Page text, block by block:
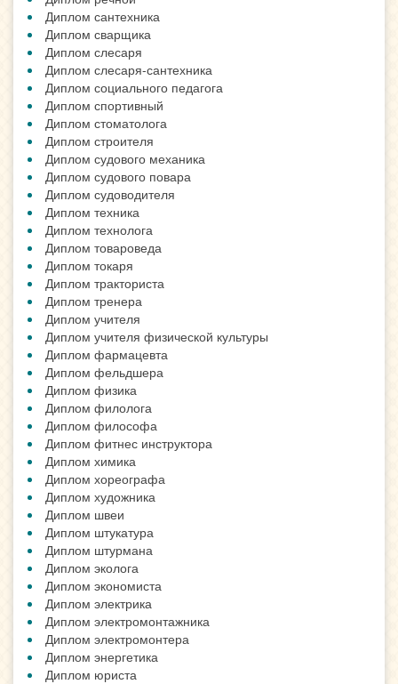
Диплом сантехника
Диплом сварщика
Диплом слесаря
Диплом слесаря-сантехника
Диплом социального педагога
Диплом спортивный
Диплом стоматолога
Диплом строителя
Диплом судового механика
Диплом судового повара
Диплом судоводителя
Диплом техника
Диплом технолога
Диплом товароведа
Диплом токаря
Диплом тракториста
Диплом тренера
Диплом учителя
Диплом учителя физической культуры
Диплом фармацевта
Диплом фельдшера
Диплом физика
Диплом филолога
Диплом философа
Диплом фитнес инструктора
Диплом химика
Диплом хореографа
Диплом художника
Диплом швеи
Диплом штукатура
Диплом штурмана
Диплом эколога
Диплом экономиста
Диплом электрика
Диплом электромонтажника
Диплом электромонтера
Диплом энергетика
Диплом юриста